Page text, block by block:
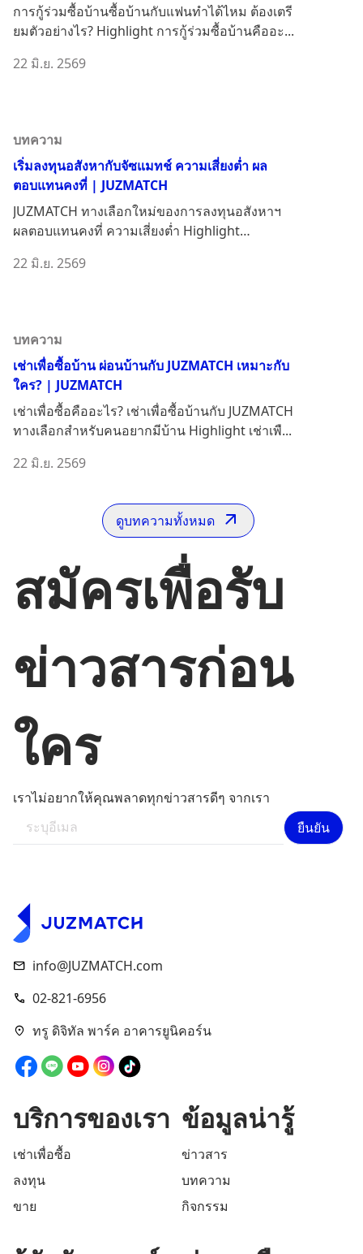
การกู้ร่วมซื้อบ้านซื้อบ้านกับแฟนทำได้ไหม ต้องเตรี
ยมตัวอย่างไร? Highlight การกู้ร่วมซื้อบ้านคืออะ...
22 มิ.ย. 2569
บทความ
เริ่มลงทุนอสังหากับจัซแมทช์ ความเสี่ยงต่ำ ผล
ตอบแทนคงที่ | JUZMATCH
JUZMATCH ทางเลือกใหม่ของการลงทุนอสังหาฯ
ผลตอบแทนคงที่ ความเสี่ยงต่ำ Highlight
22 มิ.ย. 2569
บทความ
เช่าเพื่อซื้อบ้าน ผ่อนบ้านกับ JUZMATCH เหมาะกับ
ใคร? | JUZMATCH
เช่าเพื่อซื้อคืออะไร? เช่าเพื่อซื้อบ้านกับ JUZMATCH
ทางเลือกสำหรับคนอยากมีบ้าน Highlight เช่าเพื...
22 มิ.ย. 2569
ดูบทความทั้งหมด
สมัครเพื่อรับ
ข่าวสารก่อน
ใคร
เราไม่อยากให้คุณพลาดทุกข่าวสารดีๆ จากเรา
ยืนยัน
info@JUZMATCH.com
02-821-6956
ทรู ดิจิทัล พาร์ค อาคารยูนิคอร์น
บริการของเรา
เช่าเพื่อซื้อ
ลงทุน
ขาย
ข้อมูลน่ารู้
ข่าวสาร
บทความ
กิจกรรม